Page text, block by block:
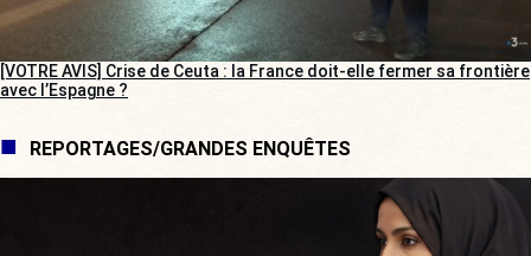
[VOTRE AVIS] Crise de Ceuta : la France doit-elle fermer sa frontière
avec l’Espagne ?
REPORTAGES/GRANDES ENQUÊTES